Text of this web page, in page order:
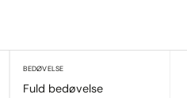
BEDØVELSE
Fuld bedøvelse